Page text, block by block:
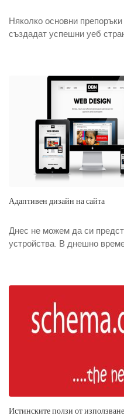
Няколко основни
създадат успешни уеб
Адаптивен дизайн на сайта
Днес не можем да си
устройства. В днешно време
Истинските ползи от